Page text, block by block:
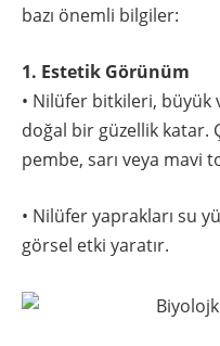
bazı önemli bilgiler:
1. Estetik Görünüm
• Nilüfer bitkileri, büyük
doğal bir güzellik katar.
pembe, sarı veya mavi
• Nilüfer yaprakları su
görsel etki yaratır.